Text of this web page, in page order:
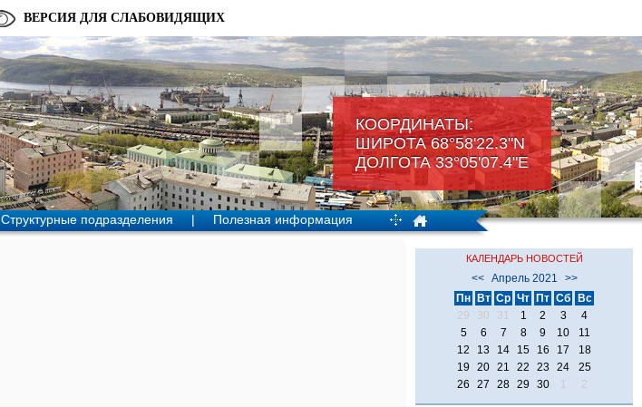
КООРДИНАТЫ:
ШИРОТА 68°58'22.3"N
ДОЛГОТА 33°05'07.4"Е
ВЕРСИЯ ДЛЯ СЛАБОВИДЯЩИХ
Структурные подразделения | Полезная информация
КАЛЕНДАРЬ НОВОСТЕЙ
<< Апрель 2021
>>
Пн
Вт Ср Чт Пт Сб
Вс
29
30 31 1 2 3
4
5
6 7 8 9 10
11
12
13 14 15 16 17
18
19
20 21 22 23 24
25
26
27 28 29 30 1 2